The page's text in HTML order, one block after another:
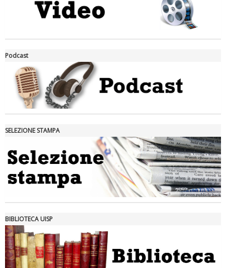
Tiziano Pesce nel Cda di Fondazione Terzjus: prima riunione a
Podcast
SELEZIONE STAMPA
BIBLIOTECA UISP